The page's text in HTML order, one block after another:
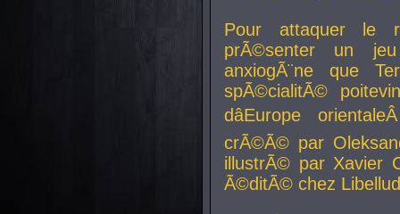
Pour attaquer le
prÃ©senter un
anxiogÃ¨ne que
spÃ©cialitÃ©
dâEurope
crÃ©Ã© par
illustrÃ© par Xavier
Ã©ditÃ© chez